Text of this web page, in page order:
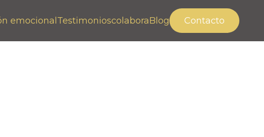
emocional TestimonioscolaboraBlog Contacto